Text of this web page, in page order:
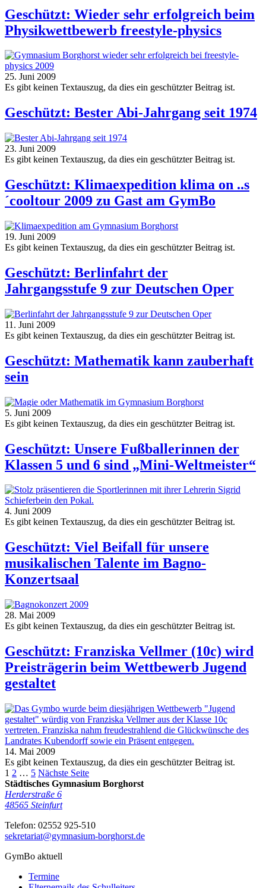
Geschützt: Wieder sehr erfolgreich beim
Physikwettbewerb freestyle-physics
25. Juni 2009
Es gibt keinen Textauszug, da dies ein geschützter Beitrag ist.
Geschützt: Bester Abi-Jahrgang seit 1974
23. Juni 2009
Es gibt keinen Textauszug, da dies ein geschützter Beitrag ist.
Geschützt: Klimaexpedition klima on ..s
´cooltour 2009 zu Gast am GymBo
19. Juni 2009
Es gibt keinen Textauszug, da dies ein geschützter Beitrag ist.
Geschützt: Berlinfahrt der
Jahrgangsstufe 9 zur Deutschen Oper
11. Juni 2009
Es gibt keinen Textauszug, da dies ein geschützter Beitrag ist.
Geschützt: Mathematik kann zauberhaft
sein
5. Juni 2009
Es gibt keinen Textauszug, da dies ein geschützter Beitrag ist.
Geschützt: Unsere Fußballerinnen der
Klassen 5 und 6 sind „Mini-Weltmeister“
4. Juni 2009
Es gibt keinen Textauszug, da dies ein geschützter Beitrag ist.
Geschützt: Viel Beifall für unsere
musikalischen Talente im Bagno-
Konzertsaal
28. Mai 2009
Es gibt keinen Textauszug, da dies ein geschützter Beitrag ist.
Geschützt: Franziska Vellmer (10c) wird
Preisträgerin beim Wettbewerb Jugend
gestaltet
14. Mai 2009
Es gibt keinen Textauszug, da dies ein geschützter Beitrag ist.
1 2 … 5 Nächste Seite
Städtisches Gymnasium Borghorst
Herderstraße 6
48565 Steinfurt
Telefon: 02552 925-510
sekretariat@gymnasium-borghorst.de
GymBo aktuell
Termine